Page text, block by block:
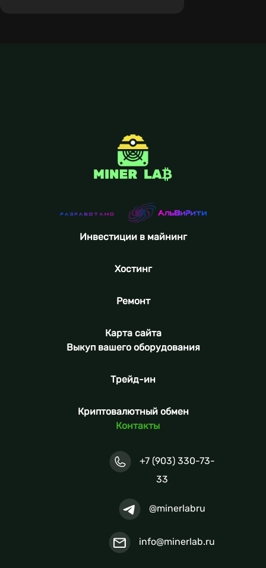
Инвестиции в майнинг
Хостинг
Ремонт
Карта сайта
Выкуп вашего оборудования
Трейд-ин
Криптовалютный обмен
Контакты
+7 (903) 330-73-
33
@minerlabru
info@minerlab.ru